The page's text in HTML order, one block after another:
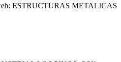
ESTRUCTURAS METALICAS